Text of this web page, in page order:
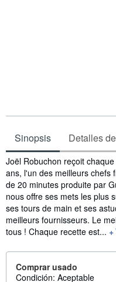
Sinopsis Detalles
Sinopsis
Joël Robuchon reçoit
ans, l'un des meilleurs chefs
de 20 minutes produite par
nous offre ses mets les plus
ses tours de main et ses
meilleurs fournisseurs. Le
tous ! Chaque recette est...
Comprar usado
Condición: Aceptable